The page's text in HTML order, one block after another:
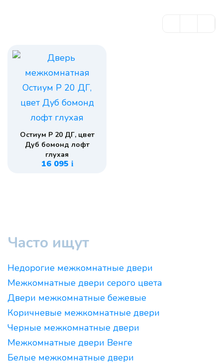
Остиум Р 20 ДГ, цвет
Дуб бомонд лофт
глухая
16 095 i
Часто ищут
Недорогие межкомнатные двери
Межкомнатные двери серого цвета
Двери межкомнатные бежевые
Коричневые межкомнатные двери
Черные межкомнатные двери
Межкомнатные двери Венге
Белые межкомнатные двери